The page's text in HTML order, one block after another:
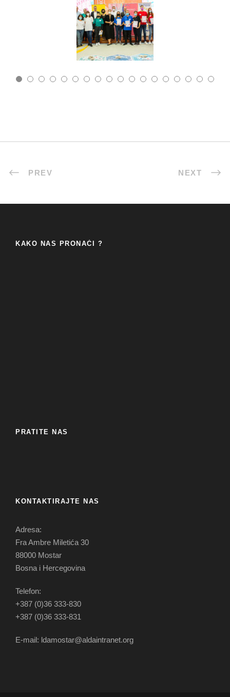
PREV NEXT
KAKO NAS PRONAĆI ?
PRATITE NAS
KONTAKTIRAJTE NAS
Adresa:
Fra Ambre Miletića 30
88000 Mostar
Bosna i Hercegovina
Telefon:
+387 (0)36 333-830
+387 (0)36 333-831
E-mail: ldamostar@aldaintranet.org